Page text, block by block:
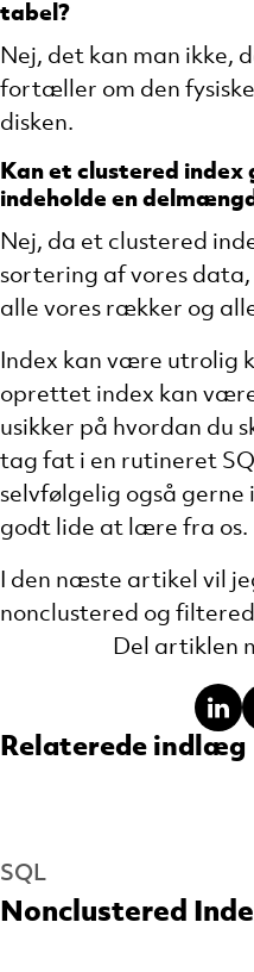
tabel?
Nej, det kan man ikke,
fortæller om den
disken.
Kan et clustered index
indeholde en
Nej, da et clustered
sortering af vores
alle vores rækker og
Index kan være utrolig
oprettet index kan
usikker på hvordan du
tag fat i en rutineret
selvfølgelig også gerne
godt lide at lære fra os.
I den næste artikel vil
nonclustered og
Del artiklen
Del
Relaterede indlæg
SQL
Nonclustered